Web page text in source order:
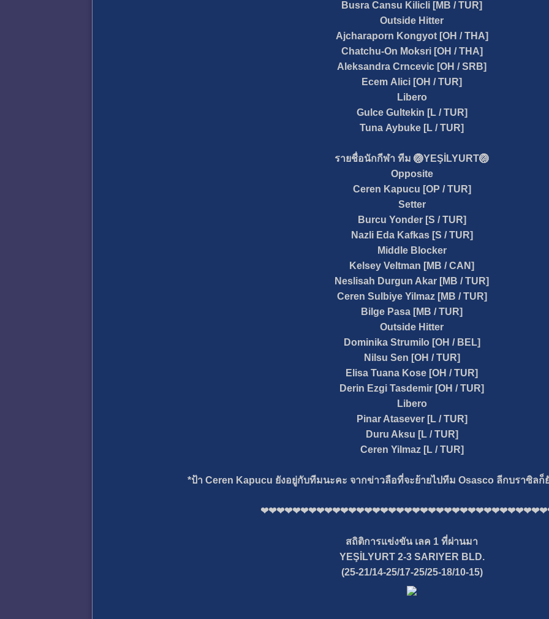
Busra Cansu Kilicli [MB / TUR]
Outside Hitter
Ajcharaporn Kongyot [OH / THA]
Chatchu-On Moksri [OH / THA]
Aleksandra Crncevic [OH / SRB]
Ecem Alici [OH / TUR]
Libero
Gulce Gultekin [L / TUR]
Tuna Aybuke [L / TUR]
รายชื่อนักกีฬา ทีม 🏐YEŞİLYURT🏐
Opposite
Ceren Kapucu [OP / TUR]
Setter
Burcu Yonder[S / TUR]
Nazli Eda Kafkas[S / TUR]
Middle Blocker
Kelsey Veltman [MB / CAN]
Neslisah Durgun Akar [MB / TUR]
Ceren Sulbiye Yilmaz[MB / TUR]
Bilge Pasa [MB / TUR]
Outside Hitter
Dominika Strumilo[OH / BEL]
Nilsu Sen [OH / TUR]
Elisa Tuana Kose [OH / TUR]
Derin Ezgi Tasdemir [OH / TUR]
Libero
Pinar Atasever[L / TUR]
Duru Aksu [L / TUR]
Ceren Yilmaz[L / TUR]
*ป้า Ceren Kapucu ยังอยู่กับทีมนะคะ จากข่าวลือที่จะย้ายไปทีม Osasco ลีกบราซิลก็
สถิติการแข่งขัน เลค 1 ที่ผ่านมา
YEŞİLYURT 2-3 SARIYER BLD.
(25-21/14-25/17-25/25-18/10-15)